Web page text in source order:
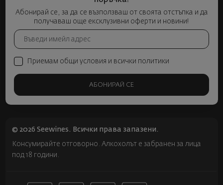
Абонирай се, за да се възползваш от своята отстъпка и да
получаваш още ексклузивни оферти и новини!
Приемам общи условия и всички политики
АБОНИРАЙ СЕ
© 2026 Seewines. Всички права запазени.
Консумирайте отговорно. Алкохолът е забранен за лица
под 18 години.